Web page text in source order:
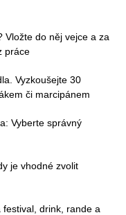
Vložte do něj vejce a za
práce
Vyzkoušejte 30
či marcipánem
Vyberte správný
je vhodné zvolit
drink, rande a